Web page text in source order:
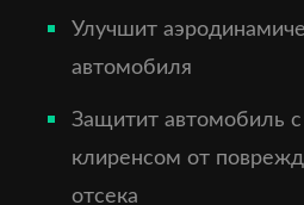
Улучшит
автомобиля
Защитит автомобиль
клиренсом от
отсека